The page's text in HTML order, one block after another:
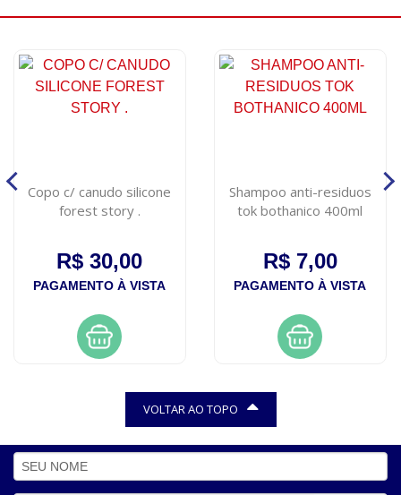
Copo c/ canudo silicone
forest story .
R$ 30,00
PAGAMENTO À VISTA
Shampoo anti-residuos
tok bothanico 400ml
R$ 7,00
PAGAMENTO À VISTA
VOLTAR AO TOPO